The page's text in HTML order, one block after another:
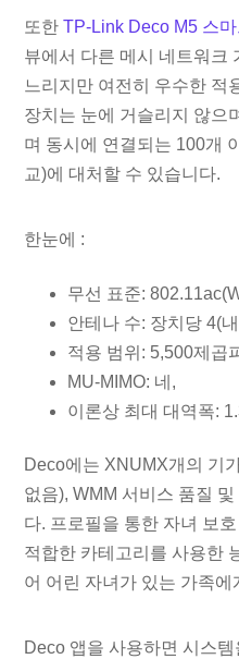
또한TP-Link Deco M5 스
뷰에서 다른 메시 네트워크
느리지만 여전히 우수한 적
장치는 눈에 거슬리지 않으
며 동시에 연결되는 100개
교)에 대처할 수 있습니다.
한눈에 :
무선 표준:
안테나 수: 장치당 4(
적용 범위: 5,500제곱
MU-MIMO: 네,
이론상 최대 대역폭:
Deco에는 XNUMX개의 기
없음), WMM 서비스 품질
다. 프로필을 통한 자녀 보
적합한 카테고리를 사용한
어 어린 자녀가 있는 가족에
Deco 앱을 사용하면 시스